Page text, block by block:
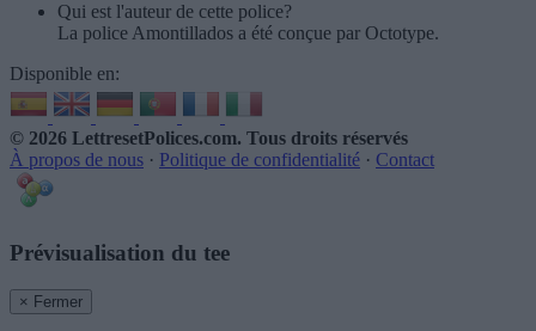
Qui est l'auteur de cette police?
La police Amontillados a été conçue par Octotype.
Disponible en:
© 2026 LettresetPolices.com. Tous droits réservés
À propos de nous · Politique de confidentialité · Contact
Prévisualisation du tee
× Fermer